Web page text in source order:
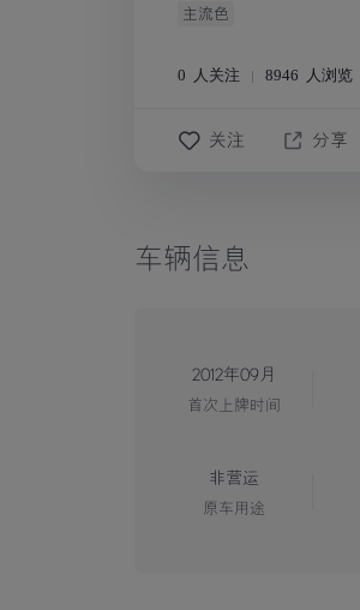
主流色
0 人关注 8946 人浏览
关注 分享
车辆信息
2012年09月
首次上牌时间
非营运
原车用途